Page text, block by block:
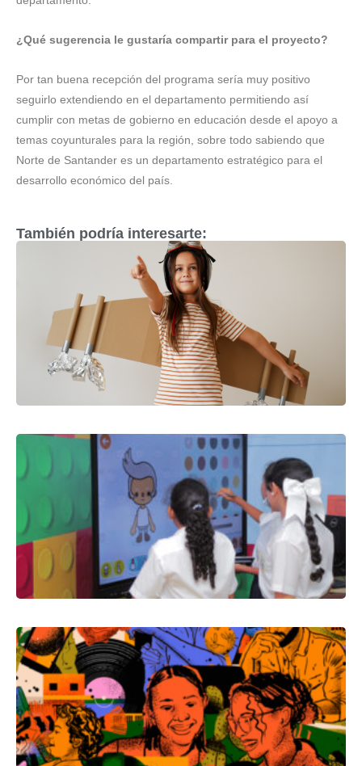
¿Qué sugerencia le gustaría compartir para el proyecto?
Por tan buena recepción del programa sería muy positivo
seguirlo extendiendo en el departamento permitiendo así
cumplir con metas de gobierno en educación desde el apoyo a
temas coyunturales para la región, sobre todo sabiendo que
Norte de Santander es un departamento estratégico para el
desarrollo económico del país.
También podría interesarte: